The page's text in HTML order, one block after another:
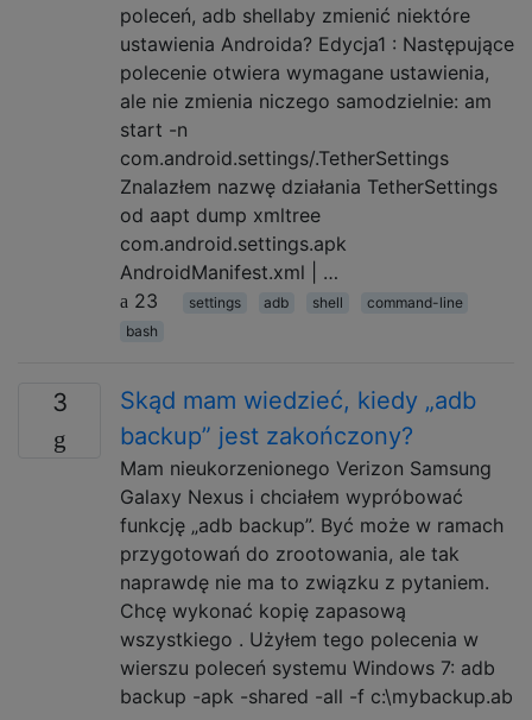
poleceń, adb shellaby zmienić niektóre
ustawienia Androida? Edycja1 : Następujące
polecenie otwiera wymagane ustawienia,
ale nie zmienia niczego samodzielnie: am
start -n
com.android.settings/.TetherSettings
Znalazłem nazwę działania TetherSettings
od aapt dump xmltree
com.android.settings.apk
AndroidManifest.xml | …
23
settings adb shell
command-line
bash
3
Skąd mam wiedzieć, kiedy „adb
backup” jest zakończony?
Mam nieukorzenionego Verizon Samsung
Galaxy Nexus i chciałem wypróbować
funkcję „adb backup”. Być może w ramach
przygotowań do zrootowania, ale tak
naprawdę nie ma to związku z pytaniem.
Chcę wykonać kopię zapasową
wszystkiego . Użyłem tego polecenia w
wierszu poleceń systemu Windows 7: adb
backup -apk -shared -all -f c:\mybackup.ab